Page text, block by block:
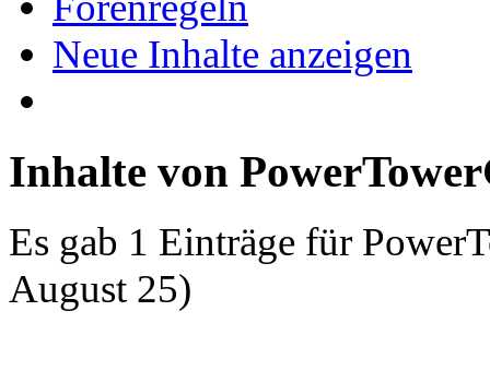
Neue Inhalte anzeigen
Inhalte von
Es gab 1 Einträge für
August 25)